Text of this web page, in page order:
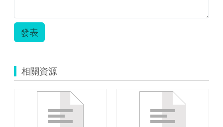
發表
相關資源